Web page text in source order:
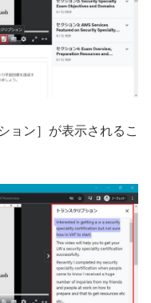
ョン］が表示されるこ